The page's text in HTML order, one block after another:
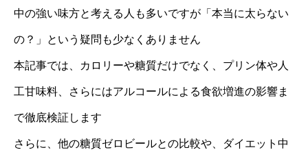
中の強い味方と考える人も多いですが「本当に太らない
の？」という疑問も少なくありません
本記事では、カロリーや糖質だけでなく、プリン体や人
工甘味料、さらにはアルコールによる食欲増進の影響ま
で徹底検証します
さらに、他の糖質ゼロビールとの比較や、ダイエット中